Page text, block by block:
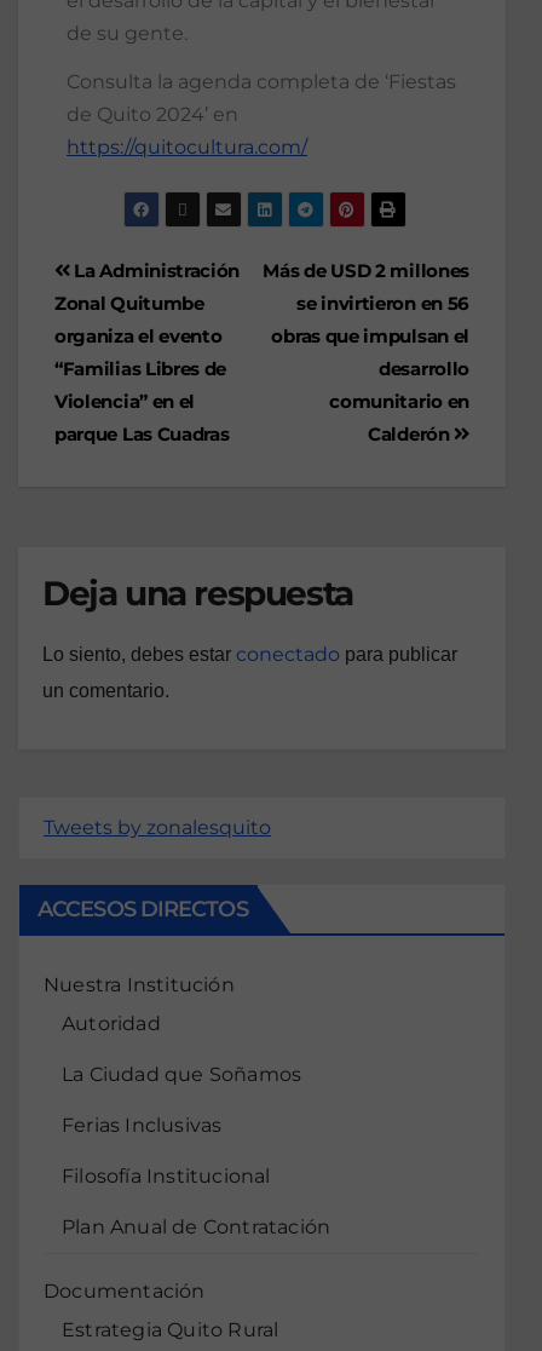
de su gente.
Consulta la agenda completa de ‘Fiestas
de Quito 2024’ en
https://quitocultura.com/
Más de USD 2 millones
se invirtieron en 56
obras que impulsan el
desarrollo
comunitario en
Calderón
La Administración
Zonal Quitumbe
organiza el evento
“Familias Libres de
Violencia” en el
parque Las Cuadras
Deja una respuesta
Lo siento, debes estar conectado para publicar
un comentario.
Tweets by zonalesquito
ACCESOS DIRECTOS
Nuestra Institución
Autoridad
La Ciudad que Soñamos
Ferias Inclusivas
Filosofía Institucional
Plan Anual de Contratación
Documentación
Estrategia Quito Rural